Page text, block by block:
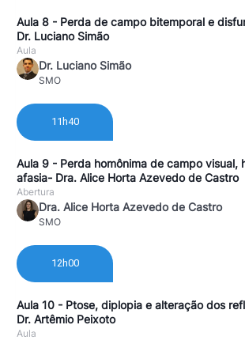
Aula 8 - Perda de campo bitemporal e
Dr. Luciano Simão
Aula
Dr. Luciano Simão
SMO
Aula 9 - Perda homônima de campo visual,
afasia- Dra. Alice Horta Azevedo de Castro
Abertura
Dra. Alice Horta Azevedo de Castro
SMO
11h40
Aula 10 - Ptose, diplopia e alteração dos
Dr. Artêmio Peixoto
Aula
12h00